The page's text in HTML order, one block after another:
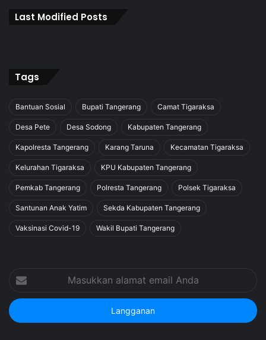
Last Modified Posts
Tags
Bantuan Sosial Bupati Tangerang Camat Tigaraksa
Desa Pete Desa Sodong Kabupaten Tangerang
Kapolresta Tangerang Karang Taruna Kecamatan Tigaraksa
Kelurahan Tigaraksa KPU Kabupaten Tangerang
Pemkab Tangerang Polresta Tangerang Polsek Tigaraksa
Santunan Anak Yatim Sekda Kabupaten Tangerang
Vaksinasi Covid-19 Wakil Bupati Tangerang
Masukkan
alamat
email
Anda